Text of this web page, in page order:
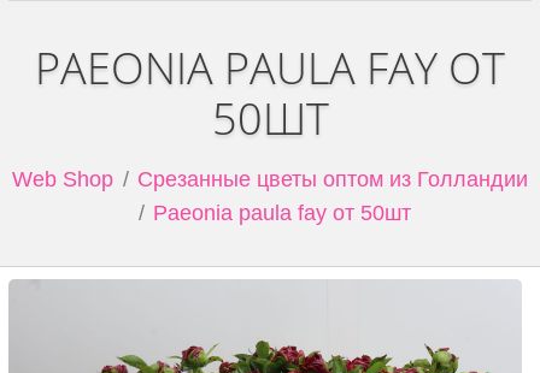
PAEONIA PAULA FAY ОТ
50ШТ
Web Shop
Срезанные цветы оптом из Голландии
Paeonia paula fay от 50шт